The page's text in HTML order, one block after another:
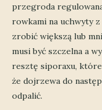
przegroda
rowkami na uchwyty
zrobić większą lub
musi być szczelna a
resztę siporaxu,
że dojrzewa do
odpalić.